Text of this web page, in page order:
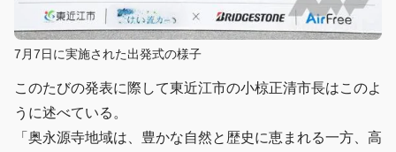
7月7日に実施された出発式の様子
このたびの発表に際して東近江市の小椋正清市長はこのよ
うに述べている。
「奥永源寺地域は、豊かな自然と歴史に恵まれる一方、高